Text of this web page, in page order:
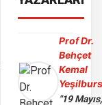
Prof Dr.
Behçet
Kemal
"19 Mayıs,